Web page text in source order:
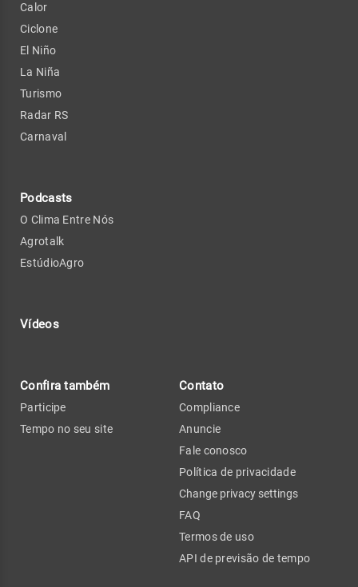
Calor
Ciclone
El Niño
La Niña
Turismo
Radar RS
Carnaval
Podcasts
O Clima Entre Nós
Agrotalk
EstúdioAgro
Vídeos
Confira também
Participe
Tempo no seu site
Contato
Compliance
Anuncie
Fale conosco
Política de privacidade
Change privacy settings
FAQ
Termos de uso
API de previsão de tempo